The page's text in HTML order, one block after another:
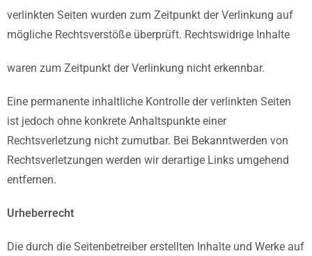
verlinkten Seiten wurden zum Zeitpunkt der Verlinkung auf
mögliche Rechtsverstöße überprüft. Rechtswidrige Inhalte
waren zum Zeitpunkt der Verlinkung nicht erkennbar.
Eine permanente inhaltliche Kontrolle der verlinkten Seiten
ist jedoch ohne konkrete Anhaltspunkte einer
Rechtsverletzung nicht zumutbar. Bei Bekanntwerden von
Rechtsverletzungen werden wir derartige Links umgehend
entfernen.
Urheberrecht
Die durch die Seitenbetreiber erstellten Inhalte und Werke auf